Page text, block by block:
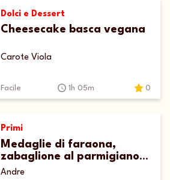
Dolci e Dessert
Cheesecake basca vegana
Carote Viola
Facile 1h 05m 0
Primi
Medaglie di faraona,
zabaglione al parmigiano e
prosciutto crudo croccante
Andre